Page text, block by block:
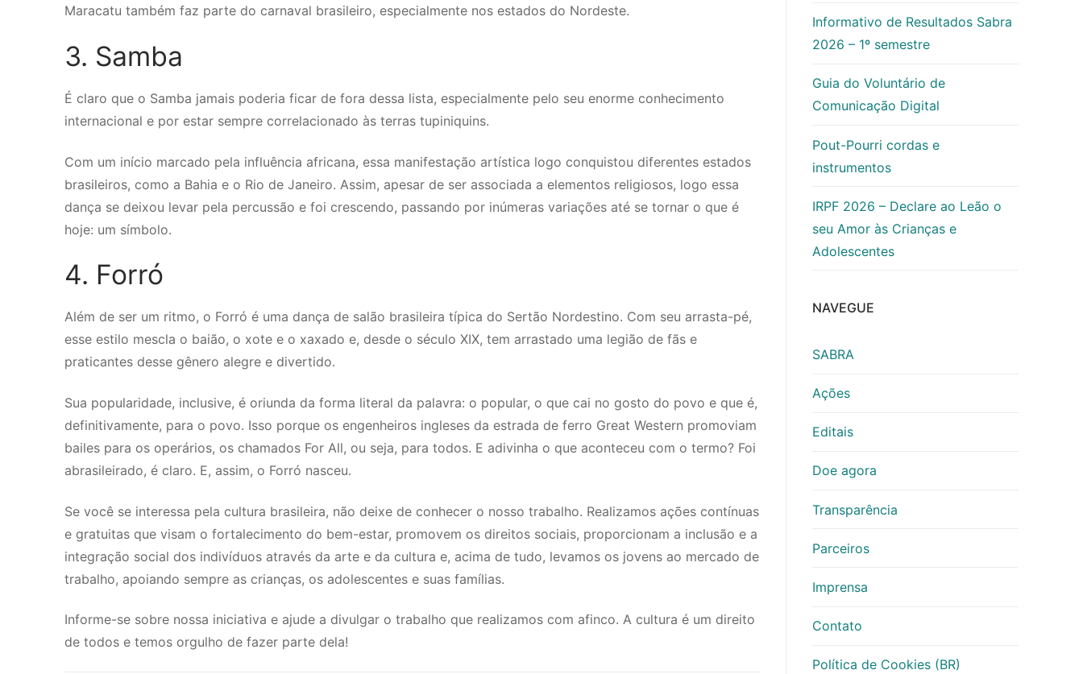
Maracatu também faz parte do carnaval brasileiro, especialmente nos estados do Nordeste.
3. Samba
É claro que o Samba jamais poderia ficar de fora dessa lista, especialmente pelo seu enorme conhecimento
internacional e por estar sempre correlacionado às terras tupiniquins.
Com um início marcado pela influência africana, essa manifestação artística logo conquistou diferentes estados
brasileiros, como a Bahia e o Rio de Janeiro. Assim, apesar de ser associada a elementos religiosos, logo essa
dança se deixou levar pela percussão e foi crescendo, passando por inúmeras variações até se tornar o que é
hoje: um símbolo.
4. Forró
Além de ser um ritmo, o Forró é uma dança de salão brasileira típica do Sertão Nordestino. Com seu arrasta-pé,
esse estilo mescla o baião, o xote e o xaxado e, desde o século XIX, tem arrastado uma legião de fãs e
praticantes desse gênero alegre e divertido.
Sua popularidade, inclusive, é oriunda da forma literal da palavra: o popular, o que cai no gosto do povo e que é,
definitivamente, para o povo. Isso porque os engenheiros ingleses da estrada de ferro Great Western promoviam
bailes para os operários, os chamados For All, ou seja, para todos. E adivinha o que aconteceu com o termo? Foi
abrasileirado, é claro. E, assim, o Forró nasceu.
Se você se interessa pela cultura brasileira, não deixe de conhecer o nosso trabalho. Realizamos ações contínuas
e gratuitas que visam o fortalecimento do bem-estar, promovem os direitos sociais, proporcionam a inclusão e a
integração social dos indivíduos através da arte e da cultura e, acima de tudo, levamos os jovens ao mercado de
trabalho, apoiando sempre as crianças, os adolescentes e suas famílias.
Informe-se sobre nossa iniciativa e ajude a divulgar o trabalho que realizamos com afinco. A cultura é um direito
de todos e temos orgulho de fazer parte dela!
Informativo de Resultados Sabra
2026 – 1º semestre
Guia do Voluntário de
Comunicação Digital
Pout-Pourri cordas e
instrumentos
IRPF 2026 – Declare ao Leão o
seu Amor às Crianças e
Adolescentes
NAVEGUE
SABRA
Ações
Editais
Doe agora
Transparência
Parceiros
Imprensa
Contato
Política de Cookies (BR)